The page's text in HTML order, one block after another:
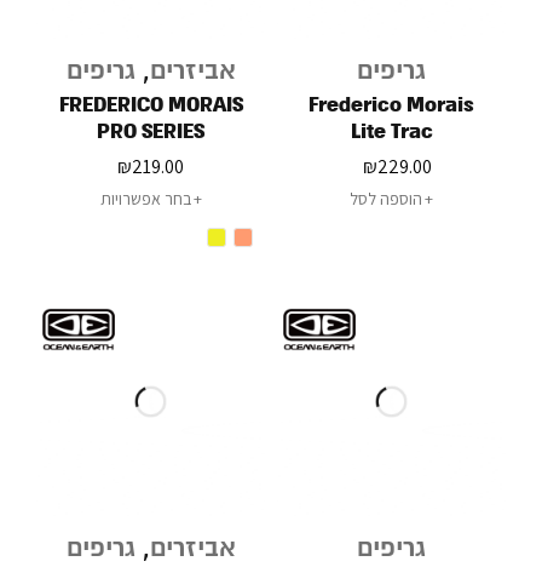
גריפים
Frederico Morais
Lite Trac
₪229.00
הוספה לסל
אביזרים, גריפים
FREDERICO MORAIS
PRO SERIES
₪219.00
בחר אפשרויות
גריפים אביזרים, גריפים